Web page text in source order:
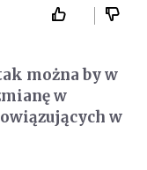
można by w
w
w